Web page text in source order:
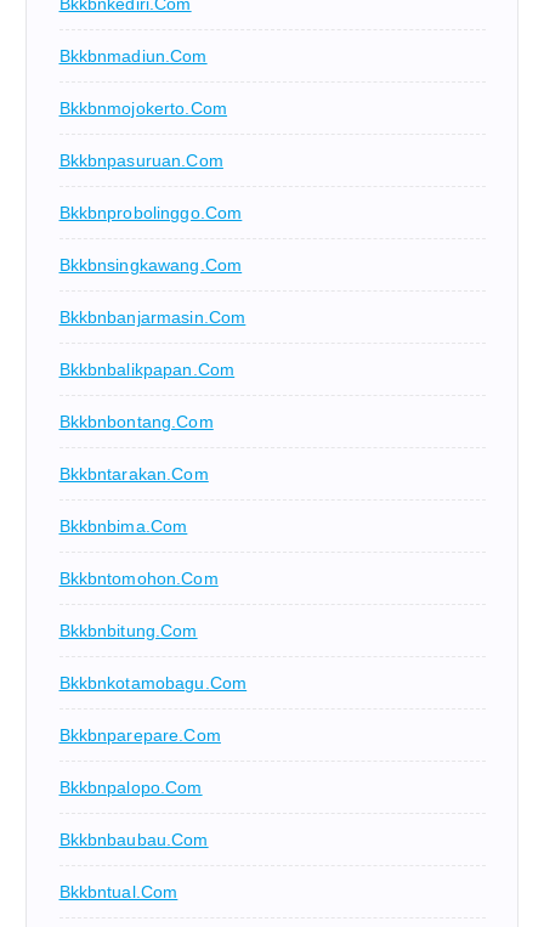
Bkkbnmadiun.com
Bkkbnmojokerto.com
Bkkbnpasuruan.com
Bkkbnprobolinggo.com
Bkkbnsingkawang.com
Bkkbnbanjarmasin.com
Bkkbnbalikpapan.com
Bkkbnbontang.com
Bkkbntarakan.com
Bkkbnbima.com
Bkkbntomohon.com
Bkkbnbitung.com
Bkkbnkotamobagu.com
Bkkbnparepare.com
Bkkbnpalopo.com
Bkkbnbaubau.com
Bkkbntual.com